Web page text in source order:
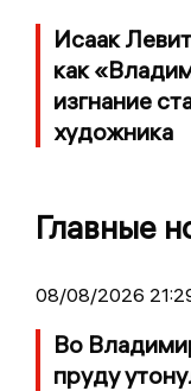
Исаак
как
изгнание
художника
Главные
08/08/2026
Во
пруду